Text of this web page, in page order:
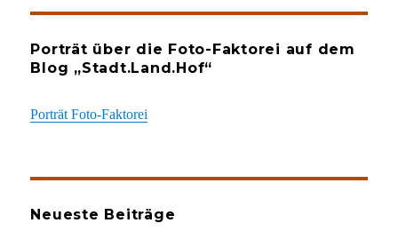
Porträt über die Foto-Faktorei auf dem
Blog „Stadt.Land.Hof“
Porträt Foto-Faktorei
Neueste Beiträge